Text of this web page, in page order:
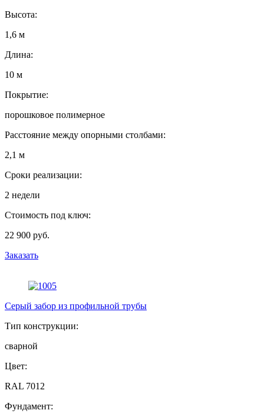
Высота:
1,6 м
Длина:
10 м
Покрытие:
порошковое полимерное
Расстояние между опорными столбами:
2,1 м
Сроки реализации:
2 недели
Стоимость под ключ:
22 900 руб.
Заказать
Серый забор из профильной трубы
Тип конструкции:
сварной
Цвет:
RAL 7012
Фундамент: